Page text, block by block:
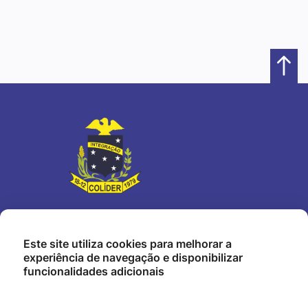
Nosso Endereço
Travessa dos Parecis, 41 - Centro, Setor Leste - Colíder - MT
Este site utiliza cookies para melhorar a
experiência de navegação e disponibilizar
funcionalidades adicionais